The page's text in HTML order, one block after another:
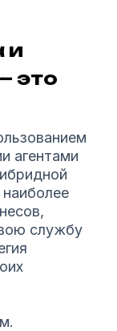
и
это
агентами
службу